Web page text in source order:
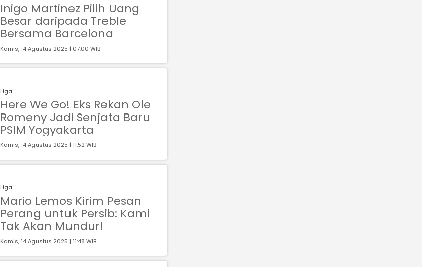
Inigo Martinez Pilih Uang
Besar daripada Treble
Bersama Barcelona
Kamis, 14 Agustus 2025 | 07:00 WIB
Liga
Here We Go! Eks Rekan Ole
Romeny Jadi Senjata Baru
PSIM Yogyakarta
Kamis, 14 Agustus 2025 | 11:52 WIB
Liga
Mario Lemos Kirim Pesan
Perang untuk Persib: Kami
Tak Akan Mundur!
Kamis, 14 Agustus 2025 | 11:48 WIB